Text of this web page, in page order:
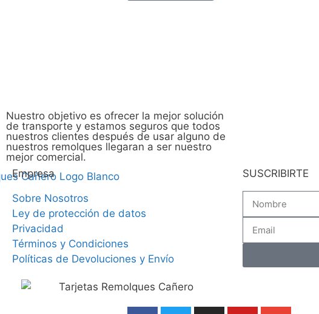
Nuestro objetivo es ofrecer la mejor solución
de transporte y estamos seguros que todos
nuestros clientes después de usar alguno de
nuestros remolques llegaran a ser nuestro
mejor comercial.
Empresa
Sobre Nosotros
Ley de protección de datos
Privacidad
Términos y Condiciones
Políticas de Devoluciones y Envío
SUSCRIBIRTE